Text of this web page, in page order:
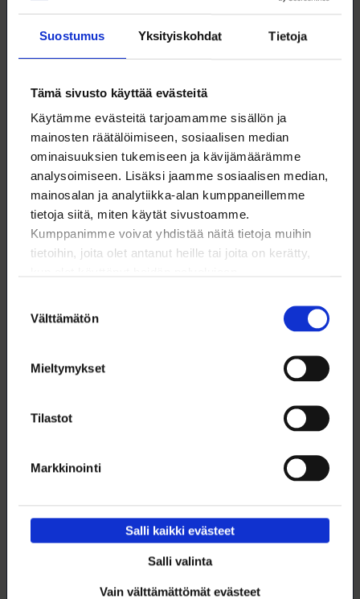
Suostumus Yksityiskohdat Tietoja
Tämä sivusto käyttää evästeitä
Käytämme evästeitä tarjoamamme sisällön ja
mainosten räätälöimiseen, sosiaalisen median
ominaisuuksien tukemiseen ja kävijämäärämme
analysoimiseen. Lisäksi jaamme sosiaalisen median,
mainosalan ja analytiikka-alan kumppaneillemme
tietoja siitä, miten käytät sivustoamme.
Kumppanimme voivat yhdistää näitä tietoja muihin
tietoihin, joita olet antanut heille tai joita on kerätty,
valinta
Välttämätön
Mieltymykset
Tilastot
Markkinointi
Salli kaikki evästeet
Salli valinta
Vain välttämättömät evästeet
Lue lisää:
Tutustu myös Loimun kampuspromoottorien
työhön@loimunpromot TikTok -kanavalla.
Kiinnostaako kampuspromoottorin työ?
avoin työpaikka Kuopion kampuksella.
Lue lisää jäsenlehdestä kampuspromoottorin
työstä:Yhteistyö on viestintää
Lisätietoja:
henri.forssten@loimu.fi
Lataa artikkeli